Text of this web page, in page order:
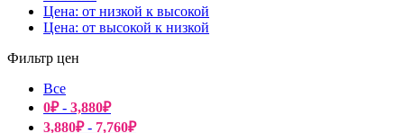
Цена: от низкой к высокой
Цена: от высокой к низкой
Фильтр цен
Все
0₽- 3,880₽
3,880₽- 7,760₽